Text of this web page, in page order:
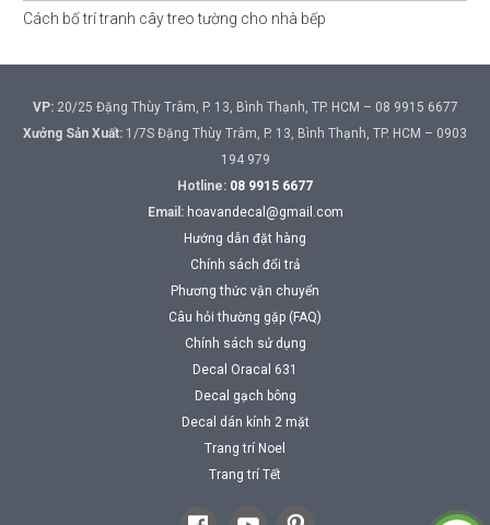
Cách bố trí tranh cây treo tường cho nhà bếp
VP:20/25 Đặng Thùy Trâm, P. 13, Bình Thạnh, TP. HCM – 08 9915 6677
Xưởng Sản Xuất: 1/7S Đặng Thùy Trâm, P. 13, Bình Thạnh, TP. HCM – 0903
194 979
Hotline: 08 9915 6677
Email: hoavandecal@gmail.com
Hướng dẫn đặt hàng
Chính sách đổi trả
Phương thức vận chuyển
Câu hỏi thường gặp (FAQ)
Chính sách sử dụng
Decal Oracal 631
Decal gạch bông
Decal dán kính 2 mặt
Trang trí Noel
Trang trí Tết